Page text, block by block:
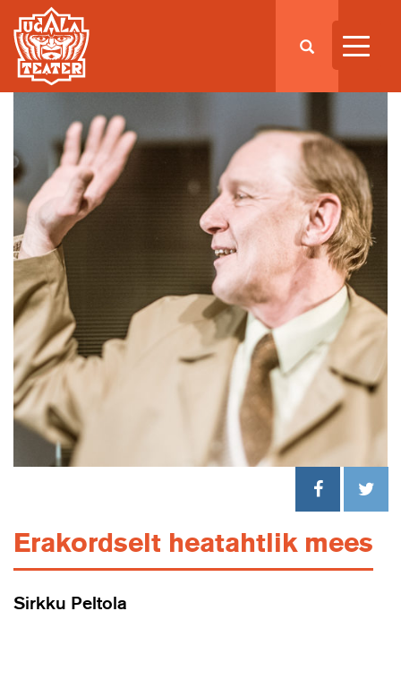
Erakordselt heatahtlik mees
Sirkku Peltola